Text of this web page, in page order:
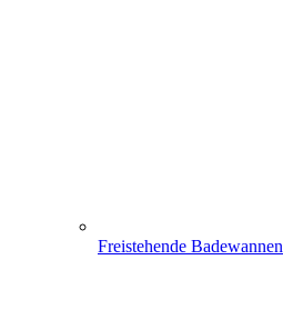
Freistehende Badewannen